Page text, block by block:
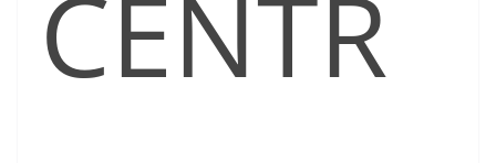
CENTR